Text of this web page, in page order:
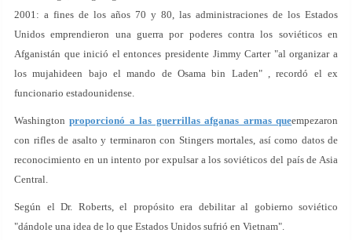
2001: a fines de los años 70 y 80, las administraciones de los Estados
Unidos emprendieron una guerra por poderes contra los soviéticos en
Afganistán que inició el entonces presidente Jimmy Carter "al organizar a
los mujahideen bajo el mando de Osama bin Laden" , recordó el ex
funcionario estadounidense.
Washingtonproporcionó a las guerrillas afganas armas queempezaron
con rifles de asalto y terminaron con Stingers mortales, así como datos de
reconocimiento en un intento por expulsar a los soviéticos del país de Asia
Central.
Según el Dr. Roberts, el propósito era debilitar al gobierno soviético
"dándole una idea de lo que Estados Unidos sufrió en Vietnam".